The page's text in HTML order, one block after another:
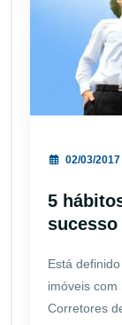
02/03/2017
5
sucesso
Está
imóveis com
Corretores